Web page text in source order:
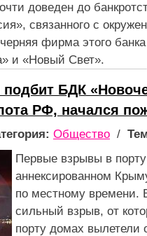
доведен до
связанного с
фирма этого банка
и «Новый Свет».
БДК
РФ, начался
Общество /
Первые взрывы в
аннексированном
по местному времени.
сильный взрыв, от
порту домах вылетели